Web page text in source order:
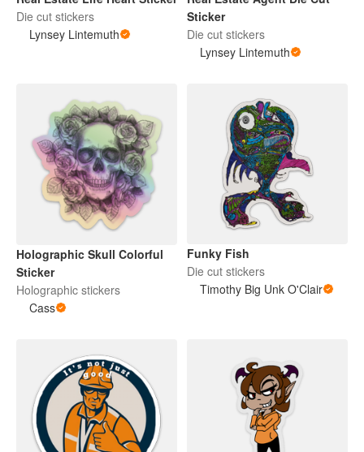
Die cut stickers
Lynsey Lintemuth
Sticker
Die cut stickers
Lynsey Lintemuth
Holographic Skull Colorful
Sticker
Holographic stickers
Cass
Funky Fish
Die cut stickers
Timothy Big Unk O'Clair